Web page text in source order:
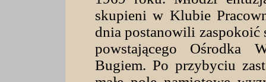
skupieni w Klubie
dnia postanowili zaspokoić
powstającego Ośrodka
Bugiem. Po przybyciu